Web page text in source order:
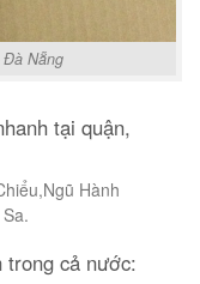
Đà Nẵng
tại quận,
Hành
trong cả nước: